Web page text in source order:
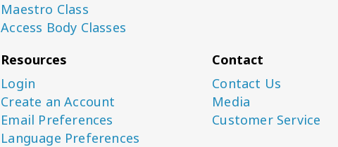
Maestro Class
Access Body Classes
Resources
Login
Create an Account
Email Preferences
Language Preferences
Contact
Contact Us
Media
Customer Service